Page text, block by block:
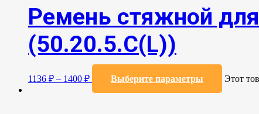
Ремень стяжной
(50.20.5.C(L))
1136 ₽ – 1400 ₽ Выберите параметры Этот